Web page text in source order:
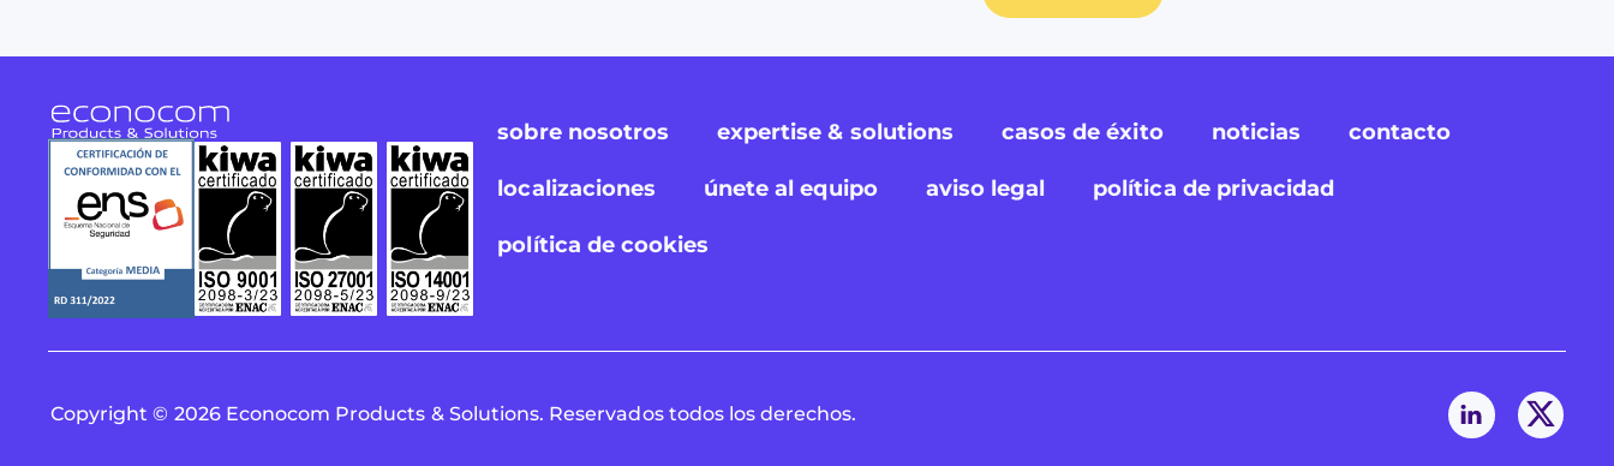
sobre nosotros expertise & solutions casos de éxito noticias contacto
localizaciones únete al equipo aviso legal política de privacidad
política de cookies
Copyright © 2026 Econocom Products & Solutions. Reservados todos los derechos.